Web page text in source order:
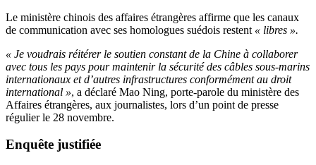
Le ministère chinois des affaires étrangères affirme que les canaux
de communication avec ses homologues suédois restent « libres ».
« Je voudrais réitérer le soutien constant de la Chine à collaborer
avec tous les pays pour maintenir la sécurité des câbles sous-marins
internationaux et d’autres infrastructures conformément au droit
international », a déclaré Mao Ning, porte-parole du ministère des
Affaires étrangères, aux journalistes, lors d’un point de presse
régulier le 28 novembre.
Enquête justifiée